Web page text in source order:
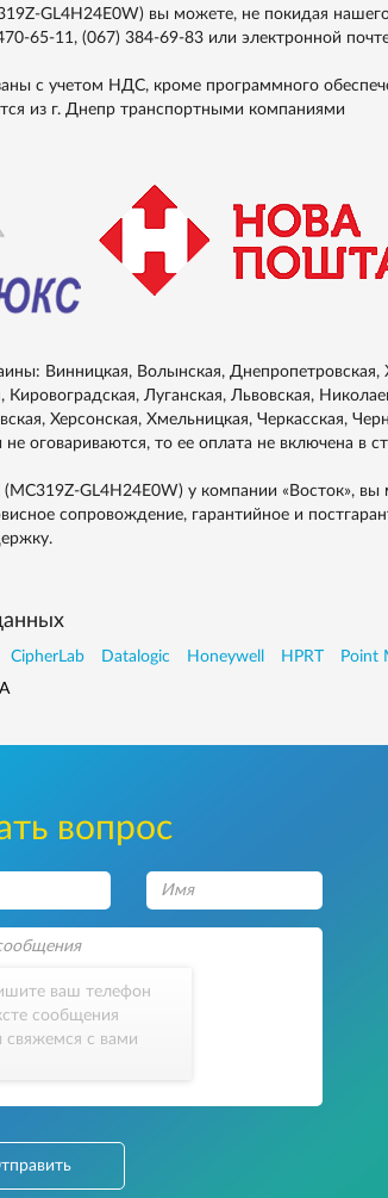
GL4H24E0W) вы можете, не покидая
65-11, (067) 384-69-83или электронной
с учетом НДС, кроме программного
из г. Днепр транспортными компаниями
Винницкая, Волынская,
Кировоградская, Луганская, Львовская,
Херсонская, Хмельницкая, Черкасская,
не оговариваются, то ее оплата не включена в
(MC319Z-GL4H24E0W) у компании «Восток»,
сопровождение, гарантийное и
CipherLab Datalogic Honeywell HPRT Point
вопрос
ваш телефон
сообщения
свяжемся с вами